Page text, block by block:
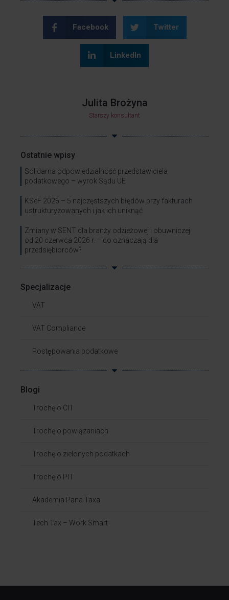
Facebook Twitter
LinkedIn
Julita Brożyna
Starszy konsultant
Ostatnie wpisy
Solidarna odpowiedzialność przedstawiciela
podatkowego – wyrok Sądu UE
KSeF 2026 – 5 najczęstszych błędów przy fakturach
ustrukturyzowanych i jak ich uniknąć
Zmiany w SENT dla branży odzieżowej i obuwniczej
od 20 czerwca 2026 r. – co oznaczają dla
przedsiębiorców?
Specjalizacje
VAT
VAT Compliance
Postępowania podatkowe
Blogi
Trochę o CIT
Trochę o powiązaniach​
Trochę o zielonych podatkach
Trochę o PIT
Akademia Pana Taxa
Tech Tax – Work Smart